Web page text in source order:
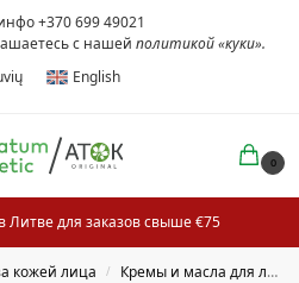
+370 699 49021
с нашей политикой «куки».
English
0
Литве для заказов свыше €75
кожей лица / Кремы и масла для лица